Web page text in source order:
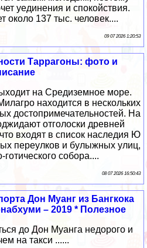
уединения и спокойствия.
около 137 тыс. человек....
09 07 2026 1:20:53
Таррагоны: фото и
на Средиземное море.
находится в нескольких
достопримечательностей. На
отголоски древней
входят в список наследия Ю
переулков и булыжных улиц,
собора....
08 07 2026 16:50:43
Дон Муанг из Бангкока
– 2019 * Полезное
до Дон Муанга недорого и
на такси ......